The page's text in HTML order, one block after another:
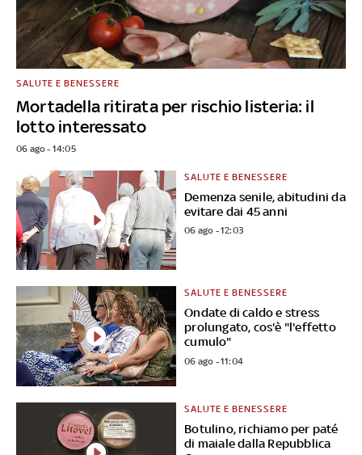
Mortadella ritirata per rischio listeria: il
lotto interessato
SALUTE E BENESSERE
06 ago - 14:05
Demenza senile, abitudini da
evitare dai 45 anni
SALUTE E BENESSERE
06 ago - 12:03
Ondate di caldo e stress
prolungato, cos'è "l'effetto
cumulo"
SALUTE E BENESSERE
06 ago - 11:04
Botulino, richiamo per paté
di maiale dalla Repubblica
SALUTE E BENESSERE